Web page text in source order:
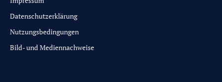
Datenschutzerklärung
Nutzungsbedingungen
Bild- und Mediennachweise